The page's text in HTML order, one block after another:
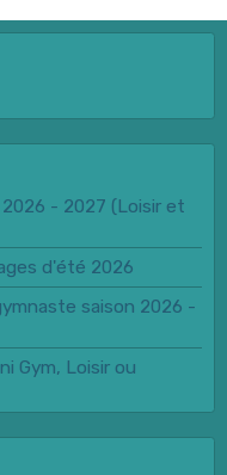
- 2027 (Loisir et
d'été 2026
saison 2026 -
Gym, Loisir ou